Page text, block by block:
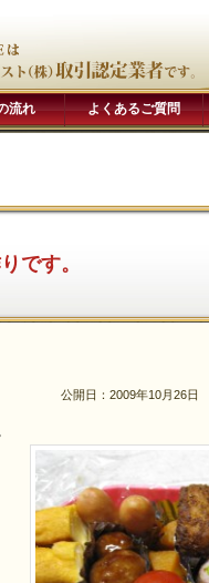
流れ よくあるご質問
です。
公開日：2009年10月26日